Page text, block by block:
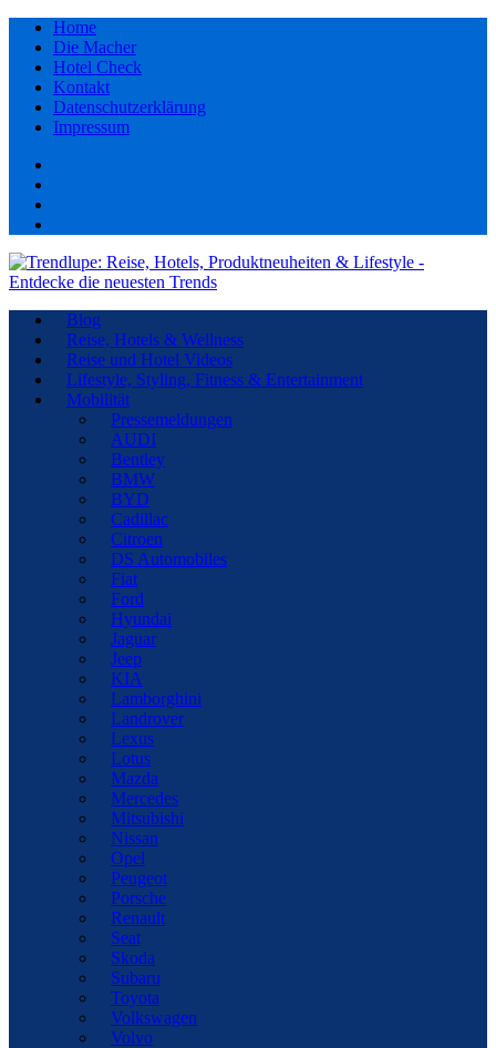
Home
Die Macher
Hotel Check
Kontakt
Datenschutzerklärung
Impressum
Blog
Reise, Hotels & Wellness
Reise und Hotel Videos
Lifestyle, Styling, Fitness & Entertainment
Mobilität
Pressemeldungen
AUDI
Bentley
BMW
BYD
Cadillac
Citroen
DS Automobiles
Fiat
Ford
Hyundai
Jaguar
Jeep
KIA
Lamborghini
Landrover
Lexus
Lotus
Mazda
Mercedes
Mitsubishi
Nissan
Opel
Peugeot
Porsche
Renault
Seat
Skoda
Subaru
Toyota
Volkswagen
Volvo